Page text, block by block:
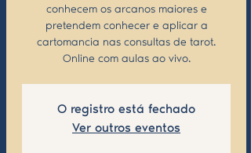
conhecem os arcanos maiores e
pretendem conhecer e aplicar a
cartomancia nas consultas de tarot.
Online com aulas ao vivo.
O registro está fechado
Ver outros eventos